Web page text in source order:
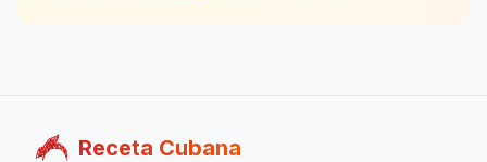
Receta Cubana